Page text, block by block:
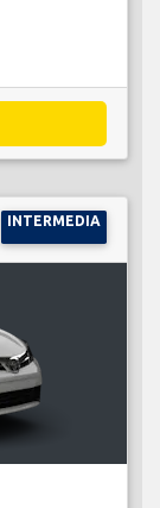
INTERMEDIA